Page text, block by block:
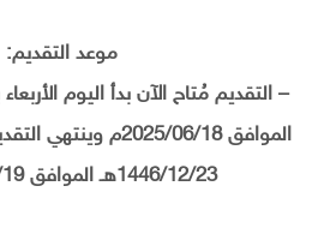
موعد التقديم:
الموافق 2025/06/18م
1446/12/23هـ الموافق 2025/06/19م.